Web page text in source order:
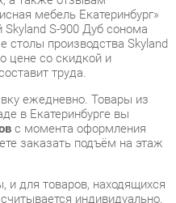
ежедневно. Товары из
в Екатеринбурге вы
с момента оформления
заказать подъём на этаж
для товаров, находящихся
индивидуально.
доставки вы можете
в доставку, а также в
заказа вы можете
об отказе от покупки.